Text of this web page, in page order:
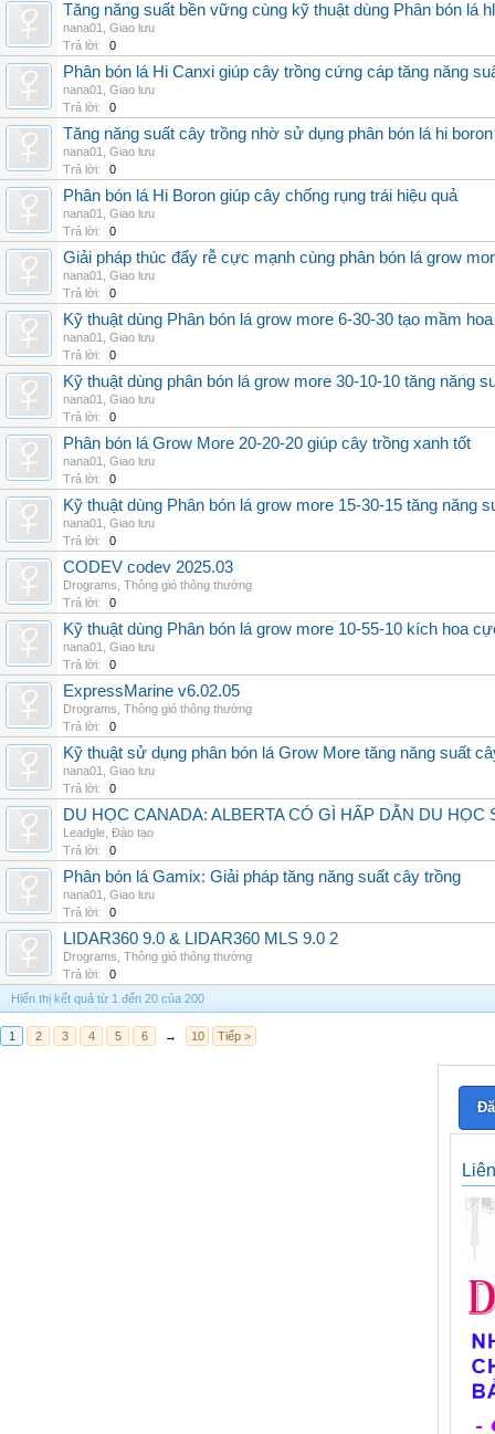
Tăng năng suất bền vững cùng kỹ thuật dùng Phân bón lá
nana01
Giao lưu
Trả lời:
0
Phân bón lá Hi Canxi giúp cây trồng cứng cáp tăng năng
nana01
Giao lưu
Trả lời:
0
Tăng năng suất cây trồng nhờ sử dụng phân bón lá hi
nana01
Giao lưu
Trả lời:
0
Phân bón lá Hi Boron giúp cây chống rụng trái hiệu quả
nana01
Giao lưu
Trả lời:
0
Giải pháp thúc đẩy rễ cực mạnh cùng phân bón lá grow
nana01
Giao lưu
Trả lời:
0
Kỹ thuật dùng Phân bón lá grow more 6-30-30 tạo mầm hoa
nana01
Giao lưu
Trả lời:
0
Kỹ thuật dùng phân bón lá grow more 30-10-10 tăng năng
nana01
Giao lưu
Trả lời:
0
Phân bón lá Grow More 20-20-20 giúp cây trồng xanh tốt
nana01
Giao lưu
Trả lời:
0
Kỹ thuật dùng Phân bón lá grow more 15-30-15 tăng năng
nana01
Giao lưu
Trả lời:
0
CODEV codev 2025.03
Drograms Thông gió thông thường
Trả lời:
0
Kỹ thuật dùng Phân bón lá grow more 10-55-10 kích hoa
nana01
Giao lưu
Trả lời:
0
ExpressMarine v6.02.05
Drograms Thông gió thông thường
Trả lời:
0
Kỹ thuật sử dụng phân bón lá Grow More tăng năng suất
nana01
Giao lưu
Trả lời:
0
DU HỌC CANADA: ALBERTA CÓ GÌ HẤP DẪN DU HỌC
Leadgle Đào tạo
Trả lời:
0
Phân bón lá Gamix: Giải pháp tăng năng suất cây trồng
nana01
Giao lưu
Trả lời:
0
LIDAR360 9.0 & LIDAR360 MLS 9.0 2
Drograms Thông gió thông thường
Trả lời:
0
Hiển thị kết quả từ 1 đến 20 của 200
1 2 3 4 5 6 → 10 Tiếp >